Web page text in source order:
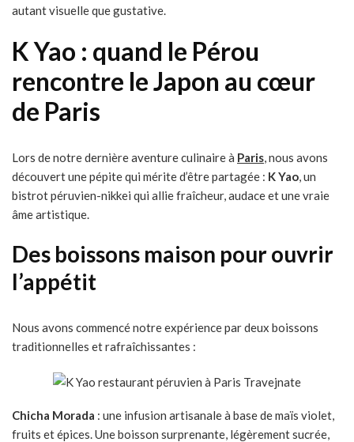
autant visuelle que gustative.
K Yao : quand le Pérou
rencontre le Japon au cœur
de Paris
Lors de notre dernière aventure culinaire à Paris, nous avons
découvert une pépite qui mérite d’être partagée : K Yao, un
bistrot péruvien-nikkei qui allie fraîcheur, audace et une vraie
âme artistique.
Des boissons maison pour ouvrir
l’appétit
Nous avons commencé notre expérience par deux boissons
traditionnelles et rafraîchissantes :
Chicha Morada : une infusion artisanale à base de maïs violet,
fruits et épices. Une boisson surprenante, légèrement sucrée,